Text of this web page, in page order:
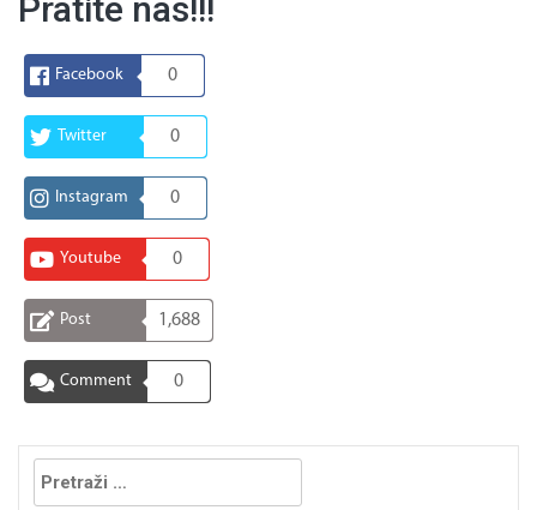
Pratite nas!!!
Facebook 0
Twitter 0
Instagram 0
Youtube 0
Post 1,688
Comment 0
Pretraga: